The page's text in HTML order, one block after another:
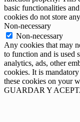
basic functionalities
cookies do not store
Non-necessary
Non-necessary
Any cookies that may
to function and is used
analytics, ads, other
cookies. It is
these cookies on your
GUARDAR Y